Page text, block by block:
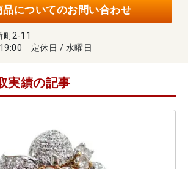
品についてのお問い合わせ
町2-11
定休日 / 水曜日
実績の記事